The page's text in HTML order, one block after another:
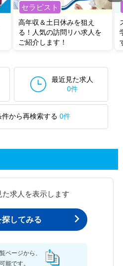
セラピスト
高年収＆土日休みを狙え
る！人気の訪問リハ求人を
ご紹介します！
最近見た求人
0件
から再検索する 0件
た求人を表示します
探してみる
ページから、
能です。